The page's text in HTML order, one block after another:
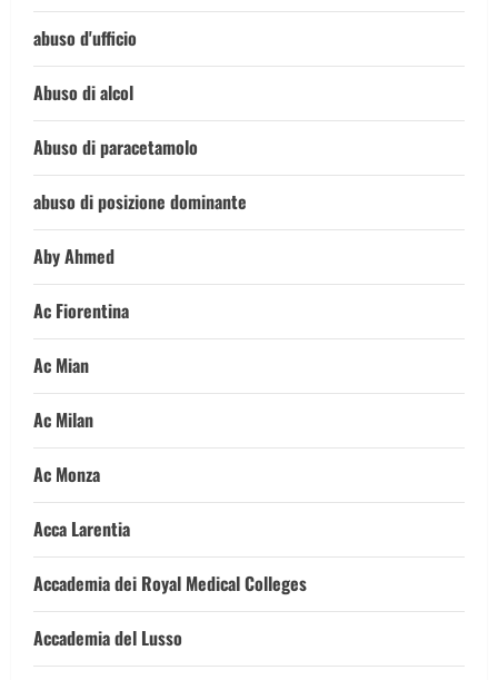
abuso d'ufficio
Abuso di alcol
Abuso di paracetamolo
abuso di posizione dominante
Aby Ahmed
Ac Fiorentina
Ac Mian
Ac Milan
Ac Monza
Acca Larentia
Accademia dei Royal Medical Colleges
Accademia del Lusso